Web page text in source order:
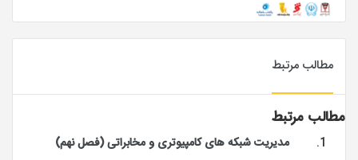
مطالب مرتبط
مطالب مرتبط
مدیریت شبکه های کامپیوتری و مخابراتی (فصل نهم)